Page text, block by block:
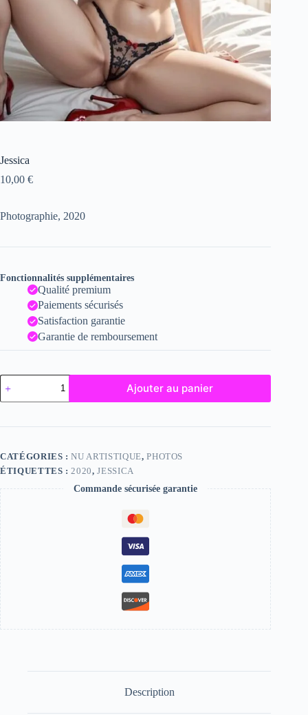
Jessica
10,00 €
Photographie, 2020
Fonctionnalités supplémentaires
Qualité premium
Paiements sécurisés
Satisfaction garantie
Garantie de remboursement
quantité
de
Jessica
Ajouter au panier
CATÉGORIES :NU ARTISTIQUE,PHOTOS
ÉTIQUETTES : 2020,JESSICA
Commande sécurisée garantie
Description